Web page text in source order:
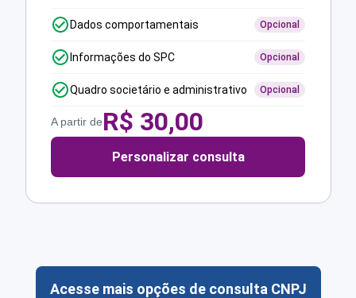
Dados comportamentais Opcional
Informações do SPC Opcional
Quadro societário e administrativo Opcional
A partir deR$ 30,00
Personalizar consulta
Acesse mais opções de consulta CNPJ